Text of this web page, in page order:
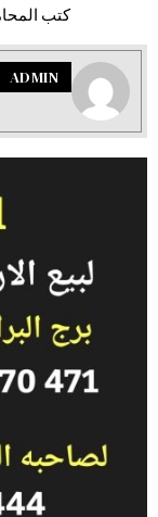
كتب
ADMIN